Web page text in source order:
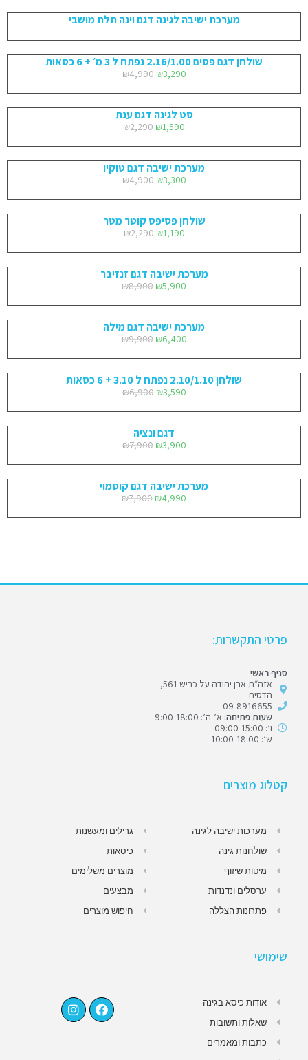
מערכת ישיבה לגינה דגם וינה תלת מושבי
שולחן דגם פסים 2.16/1.00 נפתח ל 3 מ׳ + 6 כסאות
₪4,990 ₪3,290
סט לגינה דגם ענת
₪2,290 ₪1,590
מערכת ישיבה דגם טוקיו
₪4,900 ₪3,300
שולחן פסיפס קוטר מטר
₪2,290 ₪1,190
מערכת ישיבה דגם זנזיבר
₪8,900 ₪5,900
מערכת ישיבה דגם מילה
₪9,900 ₪6,400
שולחן 2.10/1.10 נפתח ל 3.10 + 6 כסאות
₪6,900 ₪3,590
דגם ונציה
₪7,900 ₪3,900
מערכת ישיבה דגם קוסמוי
₪7,900 ₪4,990
פרטי התקשרות:
סניף ראשי
אזה״ת אבן יהודה על כביש 561,
הדסים
09-8916655
שעות פתיחה: א’-ה’: 9:00-18:00
ו’: 09:00-15:00
ש’: 10:00-18:00
קטלוג מוצרים
מערכות ישיבה לגינה
שולחנות גינה
מיטות שיזוף
ערסלים ונדנדות
פתרונות הצללה
גרילים ומעשנות
כיסאות
מוצרים משלימים
מבצעים
חיפוש מוצרים
שימושי
אודות כיסא בגינה
שאלות ותשובות
כתבות ומאמרים